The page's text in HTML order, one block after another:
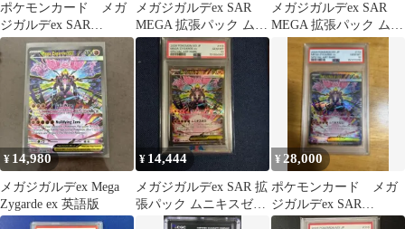
ポケモンカード メガ
ジガルデex SAR
《PSA10 》
メガジガルデex SAR
MEGA 拡張パック ムニ
キスゼロ 113/080
メガジガルデex SAR
MEGA 拡張パック ムニ
キスゼロ 113/080
¥ 14,980
メガジガルデex Mega
Zygarde ex 英語版
¥ 14,444
メガジガルデex SAR 拡
張パック ムニキスゼ
ロ 113/0 PSA10
¥ 28,000
ポケモンカード メガ
ジガルデex SAR
《PSA10 》